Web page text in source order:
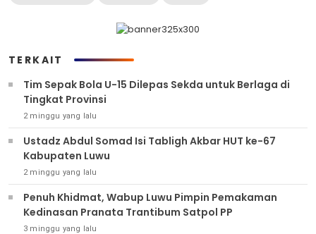
TERKAIT
Tim Sepak Bola U-15 Dilepas Sekda untuk Berlaga di
Tingkat Provinsi
2 minggu yang lalu
Ustadz Abdul Somad Isi Tabligh Akbar HUT ke-67
Kabupaten Luwu
2 minggu yang lalu
Penuh Khidmat, Wabup Luwu Pimpin Pemakaman
Kedinasan Pranata Trantibum Satpol PP
3 minggu yang lalu